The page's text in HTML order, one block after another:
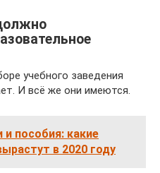
учебного заведения
И всё же они имеются.
и пособия: какие
в 2020 году